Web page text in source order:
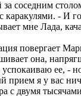
соседним
каракулями. - И
мне Лада,
повергает
она,
ее, -
прием я у вас
с двумя